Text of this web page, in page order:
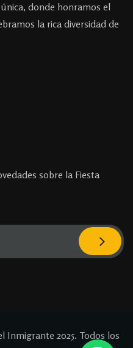
donde honramos el
la rica diversidad de
sobre la Fiesta
Inmigrante 2025. Todos los